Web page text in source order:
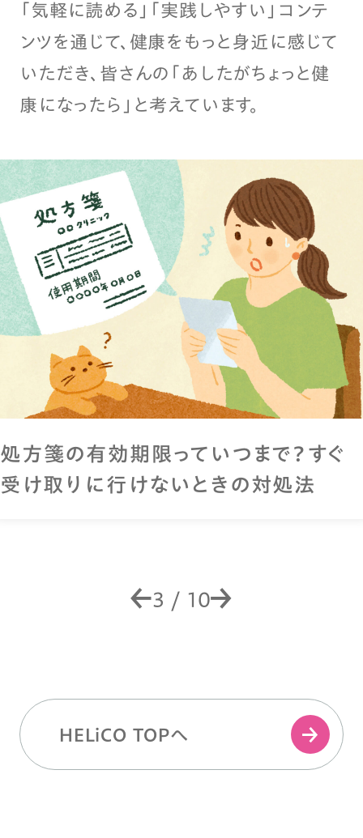
「気軽に読める」「実践しやすい」コンテ
ンツを通じて、健康をもっと身近に感じて
いただき、皆さんの「あしたがちょっと健
康になったら」と考えています。
膀胱炎の症状は？「しみる・近い・残る」
のサインに要注意
4 / 10
HELiCO TOPへ